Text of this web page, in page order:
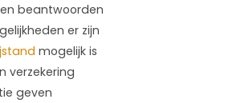
beantwoorden
er zijn
mogelijk is
verzekering
geven